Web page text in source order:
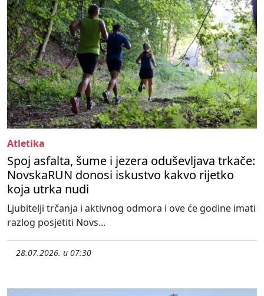
Atletika
Spoj asfalta, šume i jezera oduševljava trkače:
NovskaRUN donosi iskustvo kakvo rijetko
koja utrka nudi
Ljubitelji trčanja i aktivnog odmora i ove će godine imati
razlog posjetiti Novs...
28.07.2026. u 07:30